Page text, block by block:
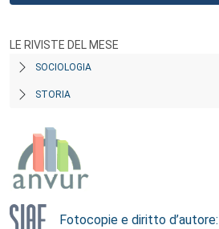
LE RIVISTE DEL MESE
SOCIOLOGIA
STORIA
Fotocopie e diritto